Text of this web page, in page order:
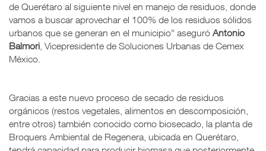
de Querétaro al siguiente nivel en manejo de residuos, donde
vamos a buscar aprovechar el 100% de los residuos sólidos
urbanos que se generan en el municipio” aseguró Antonio
Balmori , Vicepresidente de Soluciones Urbanas de Cemex
México.
Gracias a este nuevo proceso de secado de residuos
orgánicos (restos vegetales, alimentos en descomposición,
entre otros) también conocido como biosecado, la planta de
Broquers Ambiental de Regenera, ubicada en Querétaro,